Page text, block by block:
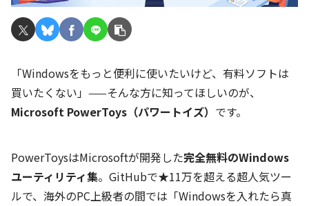
「Windowsをもっと便利に使いたいけど、有料ソフトは
買いたくない」——そんな方に知ってほしいのが、
Microsoft PowerToys（パワートイズ） です。
PowerToysはMicrosoftが開発した完全無料のWindows
ユーティリティ集。GitHubで★11万を超える超人気ツー
ルで、海外のPC上級者の間では「Windowsを入れたら真